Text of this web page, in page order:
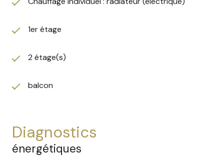
1er étage
2 étage(s)
balcon
diagnostics
énergétiques